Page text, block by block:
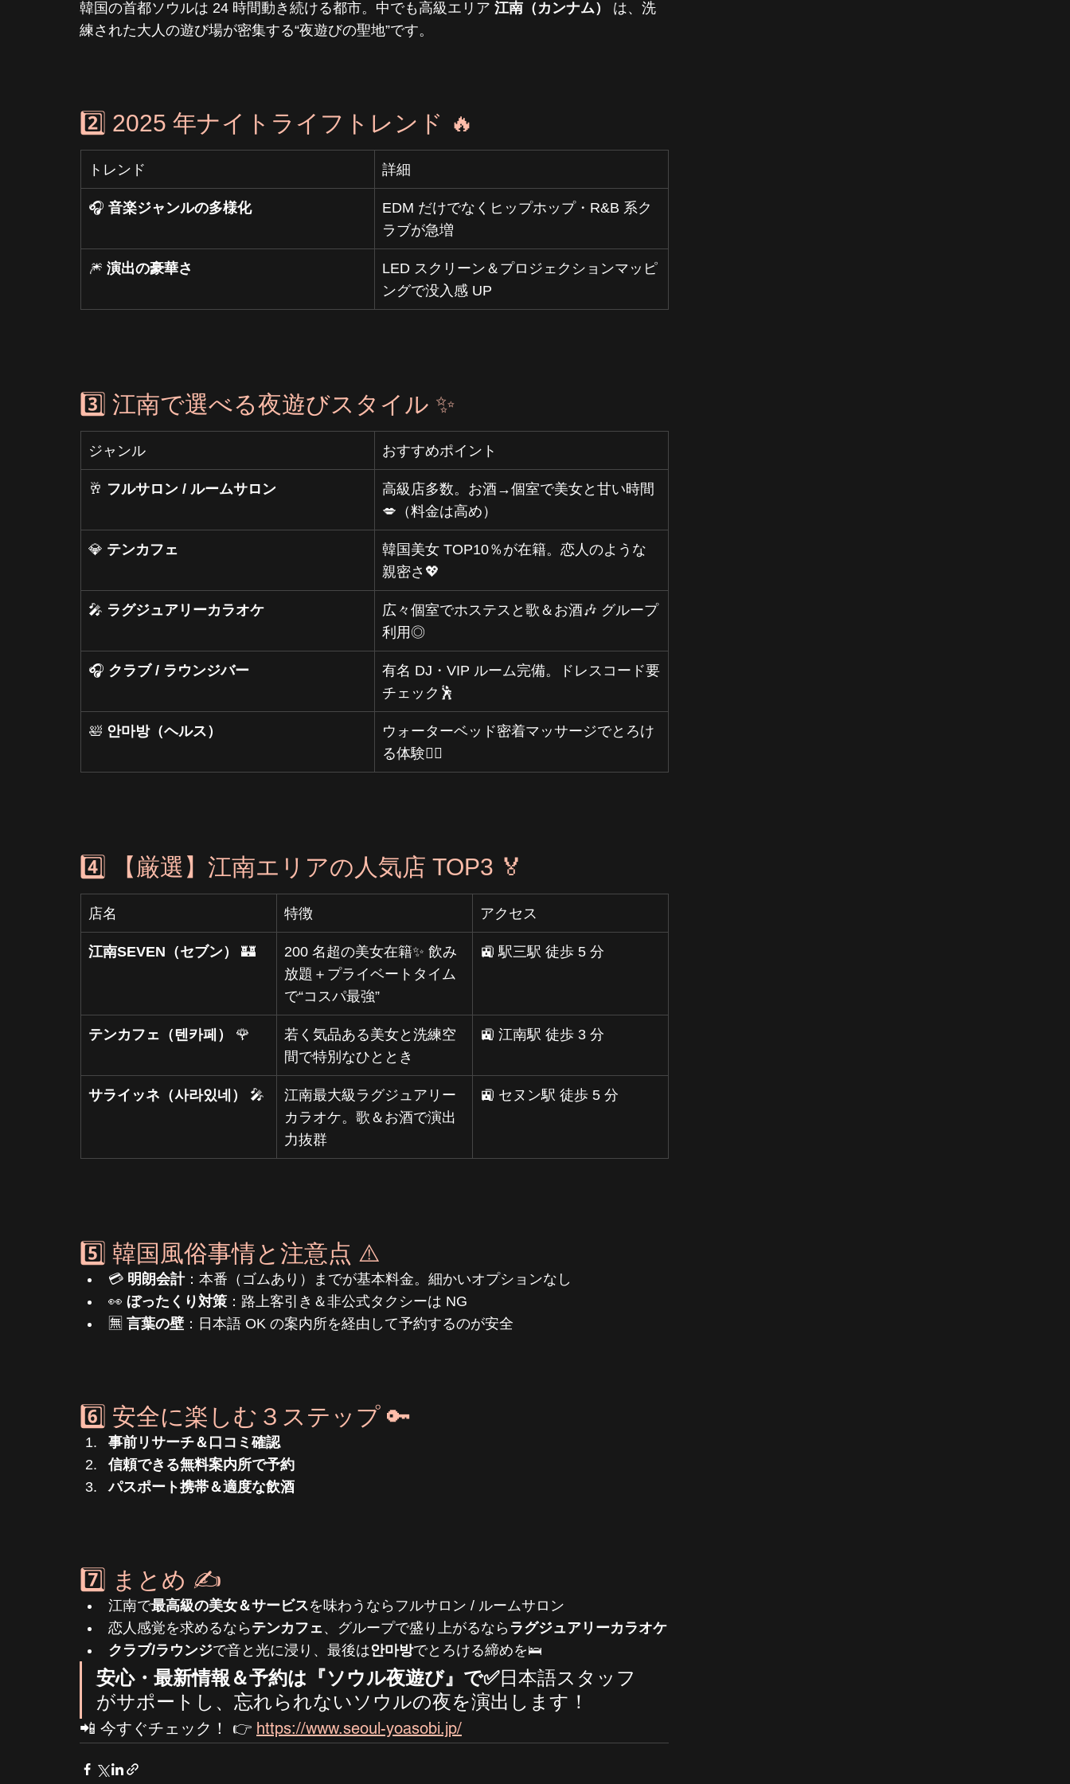
韓国の首都ソウルは 24 時間動き続ける都市。中でも高級エリア 江南（カンナム）
は、洗
練された大人の遊び場が密集する“夜遊びの聖地”です。
2️⃣ 2025 年ナイトライフトレンド 🔥
トレンド 詳細
🎧 音楽ジャンルの多様化
EDM だけでなくヒップホップ・R&B 系ク
ラブが急増
🎆 演出の豪華さ
LED スクリーン＆プロジェクションマッピ
ングで没入感 UP
3️⃣ 江南で選べる夜遊びスタイル ✨
ジャンル おすすめポイント
🥂 フルサロン / ルームサロン
高級店多数。お酒→個室で美女と甘い時間
💋（料金は高め）
💎 テンカフェ
韓国美女 TOP10％が在籍。恋人のような
親密さ💖
🎤 ラグジュアリーカラオケ
広々個室でホステスと歌＆お酒🎶 グループ
利用◎
🎧 クラブ / ラウンジバー
有名 DJ・VIP ルーム完備。ドレスコード要
チェック🕺
🛀 안마방（ヘルス）
ウォーターベッド密着マッサージでとろけ
る体験💆‍♂️
4️⃣ 【厳選】江南エリアの人気店 TOP3 🏅
店名 特徴 アクセス
江南SEVEN（セブン） 🏰
200 名超の美女在籍✨ 飲み
放題＋プライベートタイム
で“コスパ最強”
🚉 駅三駅 徒歩 5 分
テンカフェ（텐카페） 🌹
若く気品ある美女と洗練空
間で特別なひととき
🚉 江南駅 徒歩 3 分
サライッネ（사라있네） 🎤
江南最大級ラグジュアリー
カラオケ。歌＆お酒で演出
力抜群
🚉 セヌン駅 徒歩 5 分
5️⃣ 韓国風俗事情と注意点 ⚠️
💳 明朗会計：本番（ゴムあり）までが基本料金。細かいオプションなし
👀 ぼったくり対策 ：路上客引き＆非公式タクシーは NG
🈚️ 言葉の壁 ：日本語 OK の案内所を経由して予約するのが安全
6️⃣ 安全に楽しむ３ステップ 🔑
事前リサーチ＆口コミ確認
信頼できる無料案内所で予約
パスポート携帯＆適度な飲酒
7️⃣ まとめ ✍️
江南で最高級の美女＆サービスを味わうならフルサロン / ルームサロン
恋人感覚を求めるなら テンカフェ、グループで盛り上がるなら ラグジュアリーカラオケ
クラブ/ラウンジで音と光に浸り、最後は안마방でとろける締めを🛌
安心・最新情報＆予約は『ソウル夜遊び』で✅日本語スタッフ
がサポートし、忘れられないソウルの夜を演出します！
📲 今すぐチェック！ 👉 https://www.seoul-yoasobi.jp/